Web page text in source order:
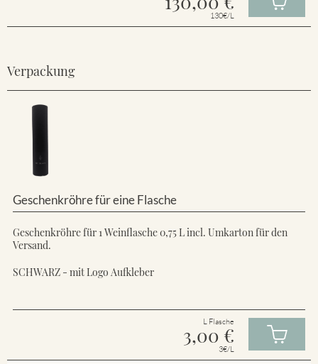
130€/L
Verpackung
Geschenkröhre für eine Flasche
Geschenkröhre für 1 Weinflasche 0,75 L incl. Umkarton für den
Versand.
SCHWARZ - mit Logo Aufkleber
L Flasche
3,00 €
3€/L